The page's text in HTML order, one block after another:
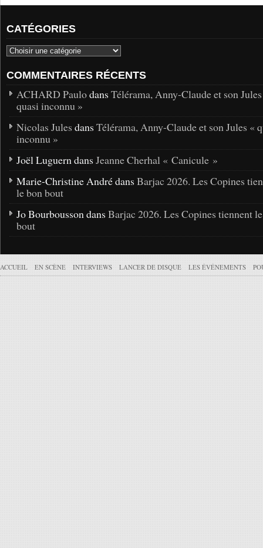
CATÉGORIES
COMMENTAIRES RÉCENTS
ACHARD Paulodans Télérama, Anny-Claude et son
quasi inconnu »
Nicolas Jules dans Télérama, Anny-Claude et son Jules «
inconnu »
Joël Luguern dans Jeanne Cherhal « Canicule »
Marie-Christine André dans Barjac 2026. Les Copines
le bon bout
Jo Bourbousson dans Barjac 2026. Les Copines tiennent
bout
ACCUEIL EN SCÈNE INTERVIEWS LANCER DE DISQUE LES ÉVÉNEMENTS